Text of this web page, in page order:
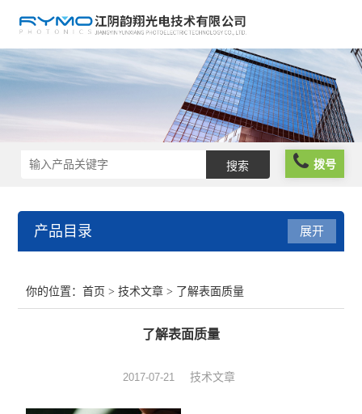
拨号
产品目录 展开
你的位置：首页 >技术文章 > 了解表面质量
了解表面质量
2017-07-21 技术文章